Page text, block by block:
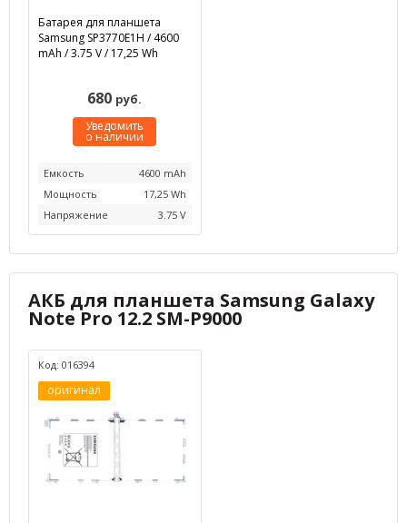
Батарея для планшета
Samsung SP3770E1H / 4600
mAh / 3.75 V / 17,25 Wh
680 руб.
Уведомить
о наличии
Емкость
4600 mAh
Мощность
17,25 Wh
Напряжение
3.75 V
АКБ для планшета Samsung Galaxy
Note Pro 12.2 SM-P9000
Код: 016394
оригинал